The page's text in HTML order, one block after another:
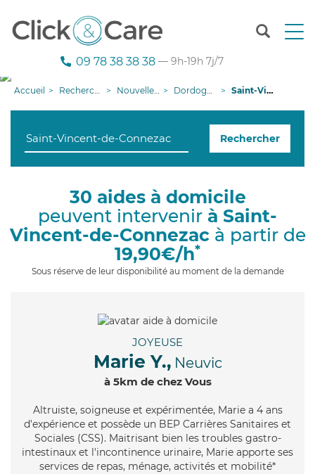
T
n
g
o
n
09 78 38 38 38 — 9h-19h 7j/7
Accueil Recherche aide à domicile Nouvelle-Aquitaine Dordogne Saint-Vincent-de-Connezac
Rechercher
30 aides à domicile
peuvent intervenir à Saint-
Vincent-de-Connezacà partir de
19,90€/h*
Sous réserve de leur disponibilité au moment de la demande
JOYEUSE
Marie Y., Neuvic
à 5km de chez Vous
Altruiste, soigneuse et expérimentée, Marie a 4 ans
d'expérience et possède un BEP Carrières Sanitaires et
Sociales (CSS). Maitrisant bien les troubles gastro-
intestinaux et l'incontinence urinaire, Marie apporte ses
services de repas, ménage, activités et mobilité*